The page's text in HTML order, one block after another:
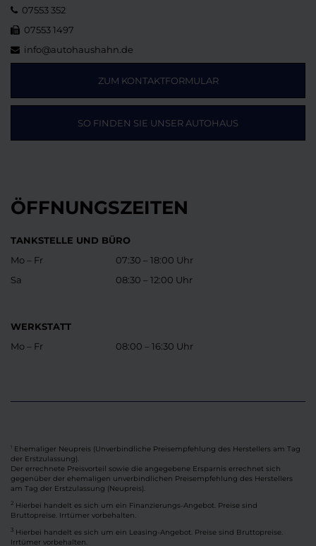
07553 352
07553 1497
info@autohaushahn.de
ZUM KONTAKTFORMULAR
SO FINDEN SIE UNSER AUTOHAUS
ÖFFNUNGSZEITEN
TANKSTELLE UND BÜRO
Mo – Fr
Sa
07:30 – 18:00 Uhr
08:30 – 12:00 Uhr
WERKSTATT
Mo – Fr
08:00 – 16:30 Uhr
Ehemaliger Neupreis (Unverbindliche Preisempfehlung des Herstellers am Tag
der Erstzulassung).
Der errechnete Preisvorteil sowie die angegebene Ersparnis errechnet sich
gegenüber der ehemaligen unverbindlichen Preisempfehlung des Herstellers
am Tag der Erstzulassung (Neupreis).
2 Hierbei handelt es sich um ein Finanzierungs-Angebot. Preise sind
Bruttopreise. Irrtümer vorbehalten.
3 Hierbei handelt es sich um ein Leasing-Angebot. Preise sind Bruttopreise.
Irrtümer vorbehalten.